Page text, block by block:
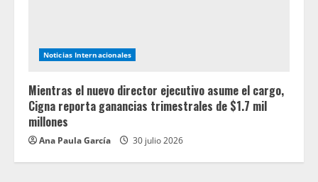
Noticias Internacionales
Mientras el nuevo director ejecutivo asume el cargo,
Cigna reporta ganancias trimestrales de $1.7 mil
millones
Ana Paula García 30 julio 2026